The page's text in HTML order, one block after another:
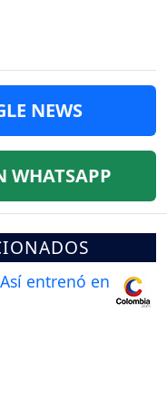
NEWS
WHATSAPP